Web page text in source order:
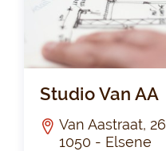
Studio Van AA
Van Aastraat, 26
1050 - Elsene